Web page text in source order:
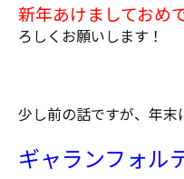
新年あけましておめ
ろしくお願いします！
少し前の話ですが、年末
ギャランフォル